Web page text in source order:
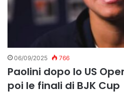
06/09/2025 766
Paolini dopo lo US
poi le finali di BJK Cup